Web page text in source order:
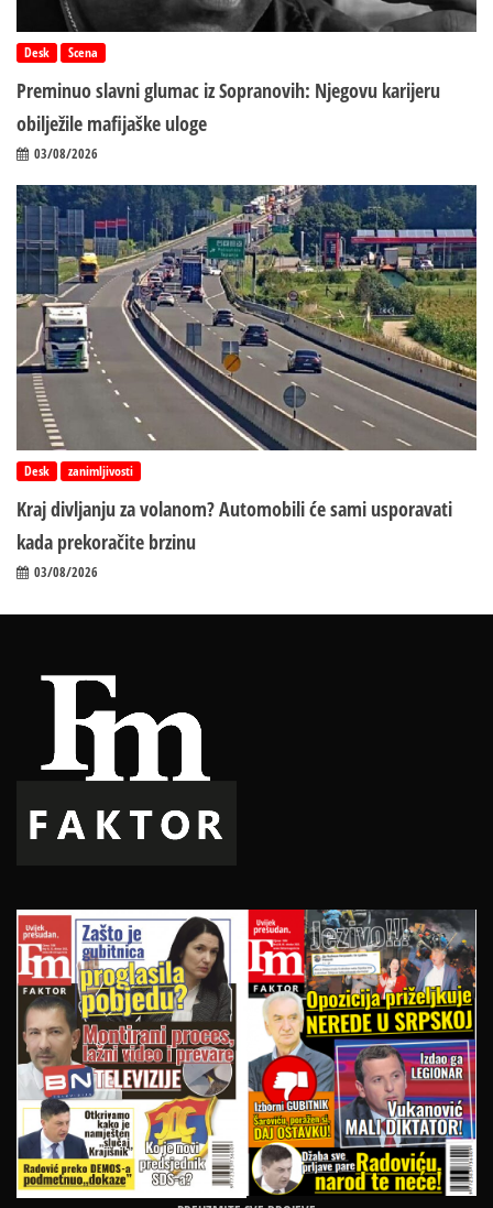
Desk Scena
Preminuo slavni glumac iz Sopranovih: Njegovu karijeru
obilježile mafijaške uloge
03/08/2026
Desk zanimljivosti
Kraj divljanju za volanom? Automobili će sami usporavati
kada prekoračite brzinu
03/08/2026